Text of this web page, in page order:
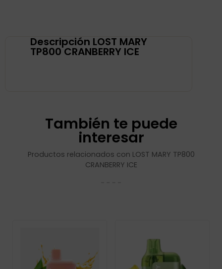
Descripción LOST MARY
TP800 CRANBERRY ICE
También te puede
interesar
Productos relacionados con LOST MARY TP800
CRANBERRY ICE